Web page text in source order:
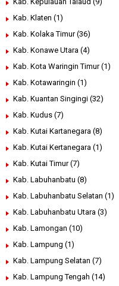
Kab. Klaten (1)
Kab. Kolaka Timur (36)
Kab. Konawe Utara (4)
Kab. Kota Waringin Timur (1)
Kab. Kotawaringin (1)
Kab. Kuantan Singingi (32)
Kab. Kudus (7)
Kab. Kutai Kartanegara (8)
Kab. Kutai Kertanegara (1)
Kab. Kutai Timur (7)
Kab. Labuhanbatu (8)
Kab. Labuhanbatu Selatan (1)
Kab. Labuhanbatu Utara (3)
Kab. Lamongan (10)
Kab. Lampung (1)
Kab. Lampung Selatan (7)
Kab. Lampung Tengah (14)